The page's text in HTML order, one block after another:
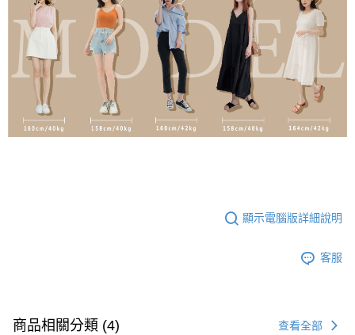
顯示電腦版詳細說明
客服
商品相關分類 (4) 查看全部